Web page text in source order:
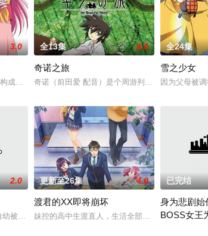
3.0
成黒田洋介，动画制作J.C.STAFF一同制作。力求能够做
全13集 8.0
奇诺之旅
奇诺（前田爱 配音）是个周游列国的旅行者，她
全24集
雪之少女
因为父母被
2.0
被神父藤本狮郎（藤原启治 配音）收养，某一日，磷发
更新至26集 4.0
渡君的XX即将崩坏
妹控的高中生渡直人，生活全部以妹妹为中心。
已完结
身为悲剧始
BOSS女王